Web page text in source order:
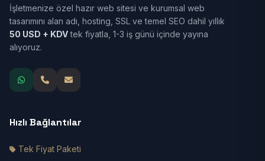
İşletmenize özel hazır web sitesi ve kurumsal web
tasarımını alan adı, hosting, SSL ve temel SEO dahil yıllık
50 USD + KDVtek fiyatla, 1-3 iş günü içinde yayına
alıyoruz.
Hızlı Bağlantılar
Tek Fiyat Paketi